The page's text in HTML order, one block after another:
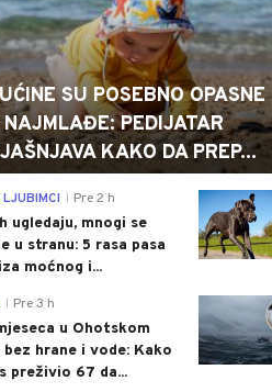
SU POSEBNO OPASNE
PEDIJATAR
KAKO DA PREP...
Pre 2 h
ugledaju, mnogi se
u stranu: 5 rasa pasa
moćnog i...
Pre 3 h
u Ohotskom
bez hrane i vode: Kako
preživio 67 da...